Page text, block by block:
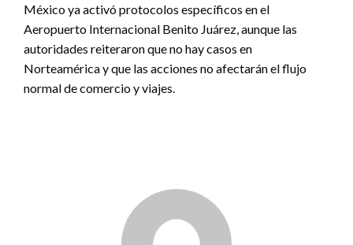
México ya activó protocolos específicos en el
Aeropuerto Internacional Benito Juárez, aunque las
autoridades reiteraron que no hay casos en
Norteamérica y que las acciones no afectarán el flujo
normal de comercio y viajes.